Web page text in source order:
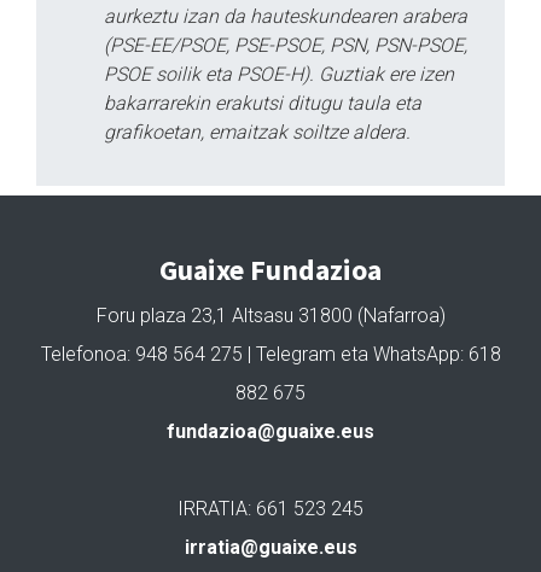
aurkeztu izan da hauteskundearen arabera
(PSE-EE/PSOE, PSE-PSOE, PSN, PSN-PSOE,
PSOE soilik eta PSOE-H). Guztiak ere izen
bakarrarekin erakutsi ditugu taula eta
grafikoetan, emaitzak soiltze aldera.
Guaixe Fundazioa
Foru plaza 23,1 Altsasu 31800 (Nafarroa)
Telefonoa: 948 564 275 | Telegram eta WhatsApp: 618
882 675
fundazioa@guaixe.eus
IRRATIA: 661 523 245
irratia@guaixe.eus